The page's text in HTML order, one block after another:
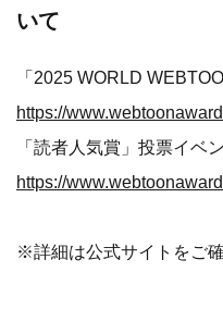
いて
「2025 WORLD
https://
「読者人気賞」投票イベ
https://
※詳細は公式サイトをご確